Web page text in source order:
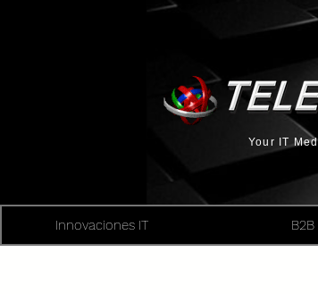
Your IT
Innovaciones IT B2B